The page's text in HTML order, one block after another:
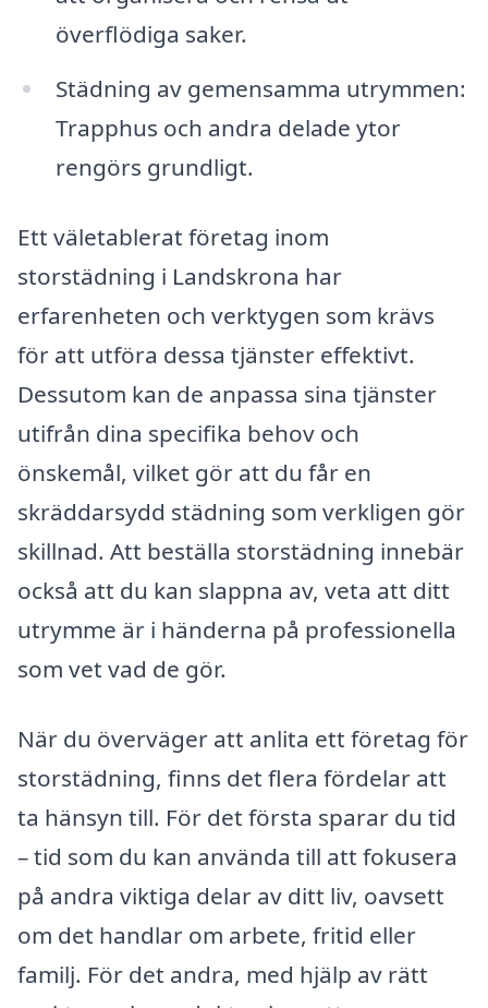
överflödiga saker.
Städning av gemensamma utrymmen:
Trapphus och andra delade ytor
rengörs grundligt.
Ett väletablerat företag inom
storstädning i Landskrona har
erfarenheten och verktygen som krävs
för att utföra dessa tjänster effektivt.
Dessutom kan de anpassa sina tjänster
utifrån dina specifika behov och
önskemål, vilket gör att du får en
skräddarsydd städning som verkligen gör
skillnad. Att beställa storstädning innebär
också att du kan slappna av, veta att ditt
utrymme är i händerna på professionella
som vet vad de gör.
När du överväger att anlita ett företag för
storstädning, finns det flera fördelar att
ta hänsyn till. För det första sparar du tid
– tid som du kan använda till att fokusera
på andra viktiga delar av ditt liv, oavsett
om det handlar om arbete, fritid eller
familj. För det andra, med hjälp av rätt